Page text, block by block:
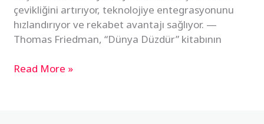
çevikliğini artırıyor, teknolojiye entegrasyonunu
hızlandırıyor ve rekabet avantajı sağlıyor. —
Thomas Friedman, “Dünya Düzdür” kitabının
Read More »